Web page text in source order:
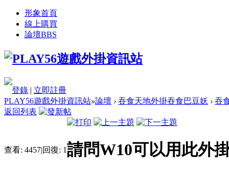
形象首頁
線上購買
論壇BBS
登錄 | 立即註冊
PLAY56遊戲外掛資訊站»論壇 › 吞食天地外掛吞食巴豆妖 › 吞
返回列表
查看: 4457|回復: 1請問W10可以用此外